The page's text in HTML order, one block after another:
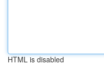
HTML is disabled